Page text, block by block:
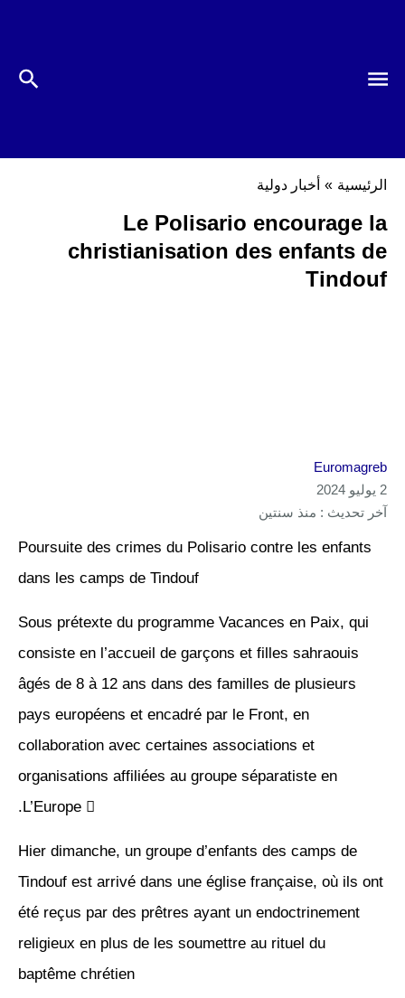
الرئيسية » أخبار دولية
Le Polisario encourage la
christianisation des enfants de
Tindouf
Euromagreb
2 يوليو 2024
آخر تحديث : منذ سنتين
Poursuite des crimes du Polisario contre les enfants
dans les camps de Tindouf
Sous prétexte du programme Vacances en Paix, qui
consiste en l’accueil de garçons et filles sahraouis
âgés de 8 à 12 ans dans des familles de plusieurs
pays européens et encadré par le Front, en
collaboration avec certaines associations et
organisations affiliées au groupe séparatiste en
L’Europe .
Hier dimanche, un groupe d’enfants des camps de
Tindouf est arrivé dans une église française, où ils ont
été reçus par des prêtres ayant un endoctrinement
religieux en plus de les soumettre au rituel du
baptême chrétien